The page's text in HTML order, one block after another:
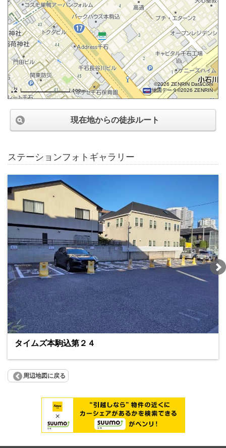
100m
©2026 ZENRIN DataCom
地図データ©2026 ZENRIN
現在地からの徒歩ルート
ステーションフォトギャラリー
タイムズ本駒込第２４
周辺地図に戻る